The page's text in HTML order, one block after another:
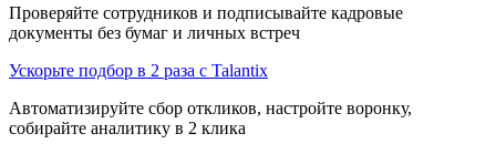
Проверяйте сотрудников и подписывайте кадровые
документы без бумаг и личных встреч
Ускорьте подбор в 2 раза с Talantix
Автоматизируйте сбор откликов, настройте воронку,
собирайте аналитику в 2 клика